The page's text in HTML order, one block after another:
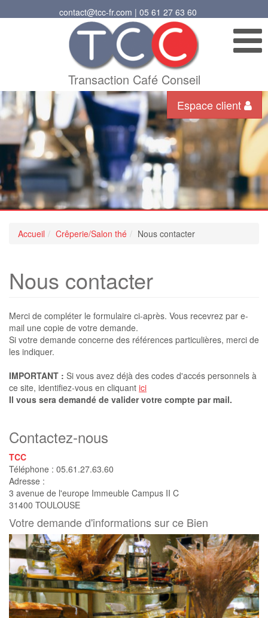
contact@tcc-fr.com | 05 61 27 63 60
Transaction Café Conseil
Espace client
Accueil Crêperie/Salon thé Nous contacter
Nous contacter
Merci de compléter le formulaire ci-après. Vous recevrez par e-
mail une copie de votre demande.
Si votre demande concerne des références particulières, merci de
les indiquer.
IMPORTANT : Si vous avez déjà des codes d'accés personnels à
ce site, identifiez-vous en cliquant ici
Il vous sera demandé de valider votre compte par mail.
Contactez-nous
TCC
Téléphone : 05.61.27.63.60
Adresse :
3 avenue de l'europe Immeuble Campus II C
31400 TOULOUSE
Votre demande d'informations sur ce Bien